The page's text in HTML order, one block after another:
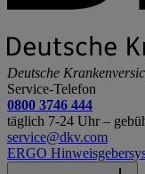
Deutsche
Service-Telefon
0800 3746 444
täglich 7-24 Uhr –
service@dkv.com
ERGO